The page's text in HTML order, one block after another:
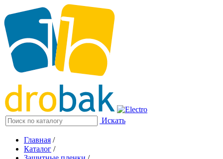
Искать
Главная /
Каталог /